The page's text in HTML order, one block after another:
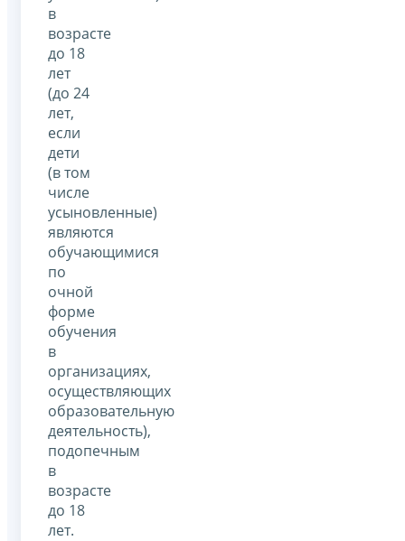
в
возрасте
до 18
лет
(до 24
лет,
если
дети
(в том
числе
усыновленные)
являются
обучающимися
по
очной
форме
обучения
в
организациях,
осуществляющих
образовательную
деятельность),
подопечным
в
возрасте
до 18
лет.